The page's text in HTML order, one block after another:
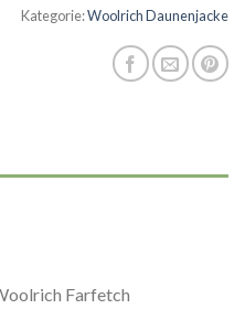
Kategorie:Woolrich Daunenjacke
Farfetch